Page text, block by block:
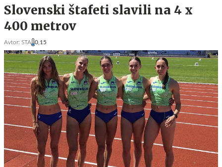
Slovenski štafeti slavili na 4 x
400 metrov
Avtor: STA 0,15